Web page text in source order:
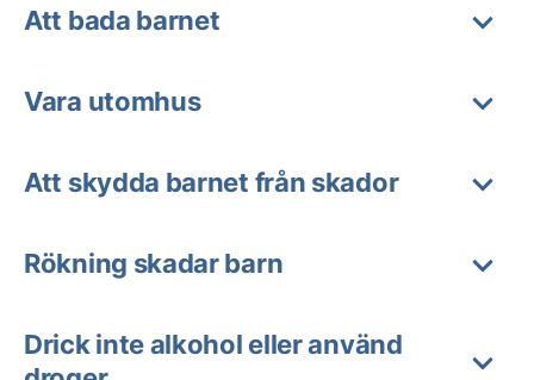
Att bada barnet
Vara utomhus
Att skydda barnet från skador
Rökning skadar barn
Drick inte alkohol eller använd